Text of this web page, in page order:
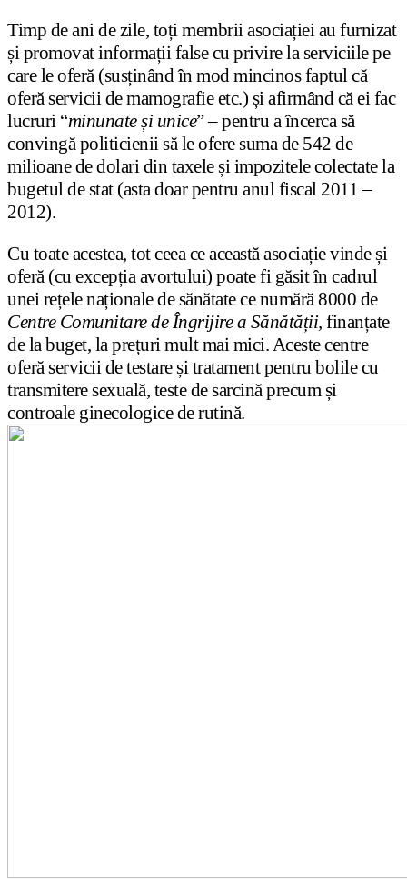
Timp de ani de zile, toți membrii asociației au furnizat
și promovat informații false cu privire la serviciile pe
care le oferă (susținând în mod mincinos faptul că
oferă servicii de mamografie etc.) și afirmând că ei fac
lucruri “minunate și unice” – pentru a încerca să
convingă politicienii să le ofere suma de 542 de
milioane de dolari din taxele și impozitele colectate la
bugetul de stat (asta doar pentru anul fiscal 2011 –
2012).
Cu toate acestea, tot ceea ce această asociație vinde și
oferă (cu excepția avortului) poate fi găsit în cadrul
unei rețele naționale de sănătate ce numără 8000 de
Centre Comunitare de Îngrijire a Sănătății, finanțate
de la buget, la prețuri mult mai mici. Aceste centre
oferă servicii de testare și tratament pentru bolile cu
transmitere sexuală, teste de sarcină precum și
controale ginecologice de rutină.